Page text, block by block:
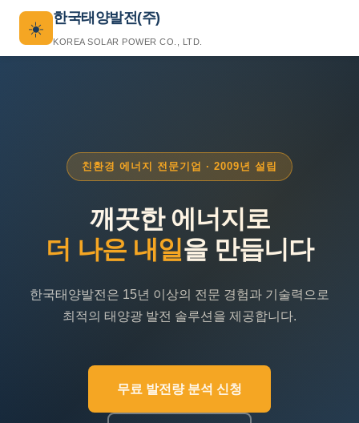
☀️
한국태양발전(주)
KOREA SOLAR POWER CO., LTD.
친환경 에너지 전문기업 · 2009년 설립
깨끗한 에너지로
더 나은 내일 을 만듭니다
한국태양발전은 15년 이상의 전문 경험과 기술력으로
최적의 태양광 발전 솔루션을 제공합니다.
무료 발전량 분석 신청